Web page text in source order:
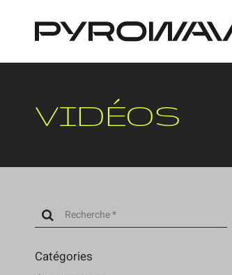
VIDÉOS
Catégories